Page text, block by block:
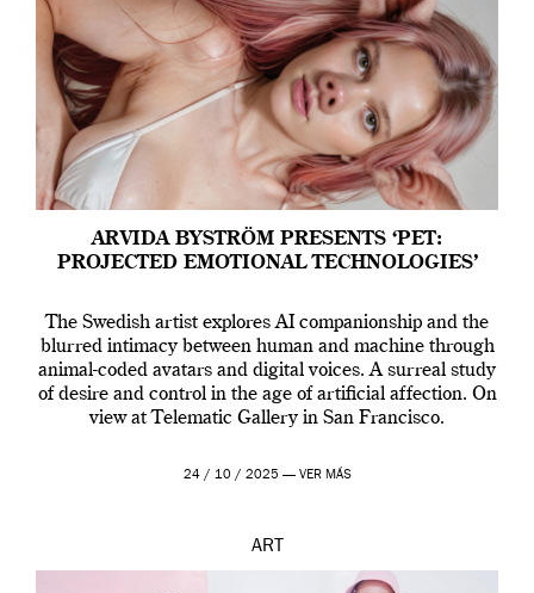
ARVIDA BYSTRÖM PRESENTS ‘PET:
PROJECTED EMOTIONAL TECHNOLOGIES’
The Swedish artist explores AI companionship and the
blurred intimacy between human and machine through
animal-coded avatars and digital voices. A surreal study
of desire and control in the age of artificial affection. On
view at Telematic Gallery in San Francisco.
24 / 10 / 2025 — VER MÁS
ART